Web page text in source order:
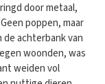
door metaal,
poppen, maar
achterbank van
woonden, was
weiden vol